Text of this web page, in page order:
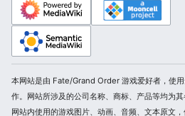
本网站是由 Fate/Grand Order 游戏爱好者，使
作。网站所涉及的公司名称、商标、产品等均为其
网站内使用的游戏图片、动画、音频、文本原文